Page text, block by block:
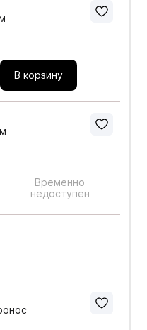
В корзину
Временно
недоступен